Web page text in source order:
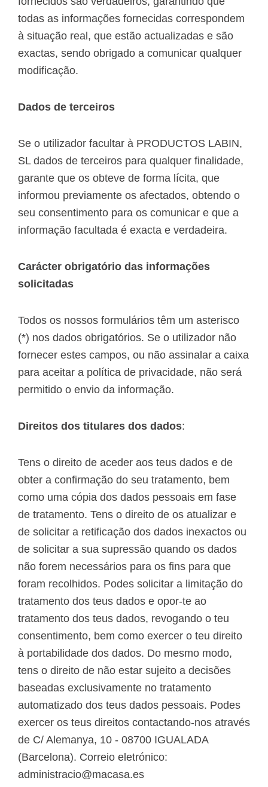
todas as informações fornecidas correspondem
à situação real, que estão actualizadas e são
exactas, sendo obrigado a comunicar qualquer
modificação.
Dados de terceiros
Se o utilizador facultar à PRODUCTOS LABIN,
SL dados de terceiros para qualquer finalidade,
garante que os obteve de forma lícita, que
informou previamente os afectados, obtendo o
seu consentimento para os comunicar e que a
informação facultada é exacta e verdadeira.
Carácter obrigatório das informações
solicitadas
Todos os nossos formulários têm um asterisco
(*) nos dados obrigatórios. Se o utilizador não
fornecer estes campos, ou não assinalar a caixa
para aceitar a política de privacidade, não será
permitido o envio da informação.
Direitos dos titulares dos dados:
Tens o direito de aceder aos teus dados e de
obter a confirmação do seu tratamento, bem
como uma cópia dos dados pessoais em fase
de tratamento. Tens o direito de os atualizar e
de solicitar a retificação dos dados inexactos ou
de solicitar a sua supressão quando os dados
não forem necessários para os fins para que
foram recolhidos. Podes solicitar a limitação do
tratamento dos teus dados e opor-te ao
tratamento dos teus dados, revogando o teu
consentimento, bem como exercer o teu direito
à portabilidade dos dados. Do mesmo modo,
tens o direito de não estar sujeito a decisões
baseadas exclusivamente no tratamento
automatizado dos teus dados pessoais. Podes
exercer os teus direitos contactando-nos através
de C/ Alemanya, 10 - 08700 IGUALADA
(Barcelona). Correio eletrónico:
administracio@macasa.es